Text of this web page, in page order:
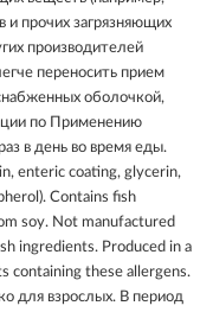
прочих загрязняющих
производителей
переносить прием
оболочкой,
по Применению
в день во время еды.
enteric coating, glycerin,
Contains fish
soy. Not manufactured
ingredients. Produced in a
containing these allergens.
для взрослых. В период